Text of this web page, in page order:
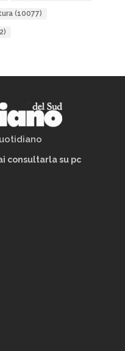
(10077)
consultarla su pc